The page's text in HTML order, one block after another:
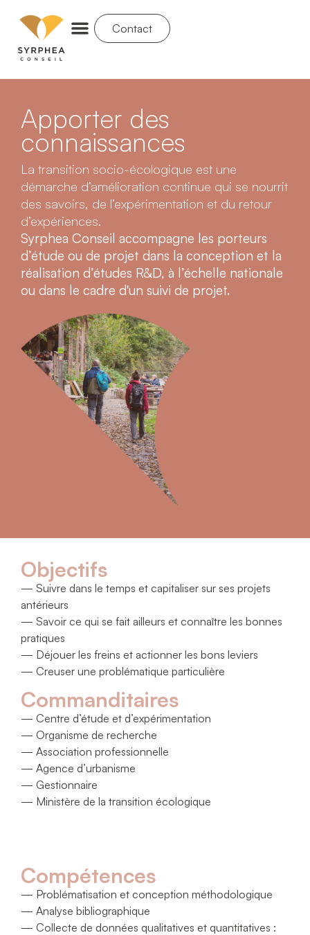
Contact
Apporter des
connaissances
La transition socio-écologique est une
démarche d’amélioration continue qui se nourrit
des savoirs, de l’expérimentation et du retour
d’expériences.
Syrphea Conseil accompagne les porteurs
d’étude ou de projet dans la conception et la
réalisation d’études R&D, à l’échelle nationale
ou dans le cadre d'un suivi de projet.
Objectifs
— Suivre dans le temps et capitaliser sur ses projets
antérieurs
— Savoir ce qui se fait ailleurs et connaître les bonnes
pratiques
— Déjouer les freins et actionner les bons leviers
— Creuser une problématique particulière
Commanditaires
— Centre d’étude et d’expérimentation
— Organisme de recherche
— Association professionnelle
— Agence d’urbanisme
— Gestionnaire
— Ministère de la transition écologique
Compétences
— Problématisation et conception méthodologique
— Analyse bibliographique
— Collecte de données qualitatives et quantitatives :